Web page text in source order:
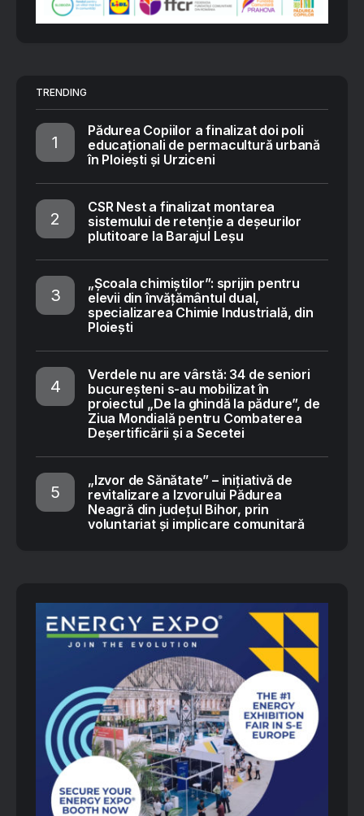
TRENDING
Pădurea Copiilor a finalizat doi poli
educaționali de permacultură urbană
în Ploiești și Urziceni
CSR Nest a finalizat montarea
sistemului de retenție a deșeurilor
plutitoare la Barajul Leșu
„Școala chimiștilor”: sprijin pentru
elevii din învățământul dual,
specializarea Chimie Industrială, din
Ploiești
Verdele nu are vârstă: 34 de seniori
bucureșteni s-au mobilizat în
proiectul „De la ghindă la pădure”, de
Ziua Mondială pentru Combaterea
Deșertificării și a Secetei
„Izvor de Sănătate” – inițiativă de
revitalizare a Izvorului Pădurea
Neagră din județul Bihor, prin
voluntariat și implicare comunitară